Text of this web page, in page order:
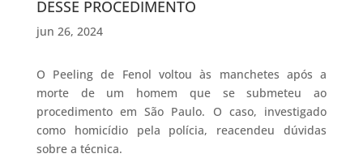
DESSE PROCEDIMENTO
jun 26, 2024
O Peeling de Fenol voltou às manchetes após a
morte de um homem que se submeteu ao
procedimento em São Paulo. O caso, investigado
como homicídio pela polícia, reacendeu dúvidas
sobre a técnica.